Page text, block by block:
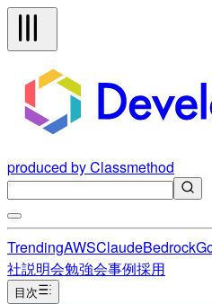
produced by Classmethod
TrendingAWSClaudeBedrock
社説明会勉強会事例採用
目次